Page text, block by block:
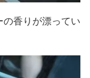
の香りが漂ってい